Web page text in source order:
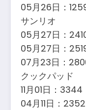
05月26日：
サンリオ
05月27日：
05月27日：
07月23日：
クックパッド
11月01日：3344
04月11日：2352